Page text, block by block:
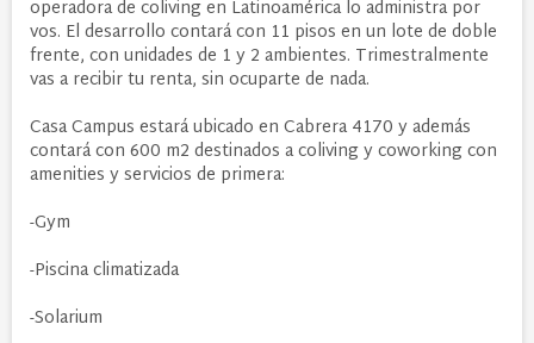
operadora de coliving en Latinoamérica lo administra por
vos. El desarrollo contará con 11 pisos en un lote de doble
frente, con unidades de 1 y 2 ambientes. Trimestralmente
vas a recibir tu renta, sin ocuparte de nada.
Casa Campus estará ubicado en Cabrera 4170 y además
contará con 600 m2 destinados a coliving y coworking con
amenities y servicios de primera:
-Gym
-Piscina climatizada
-Solarium